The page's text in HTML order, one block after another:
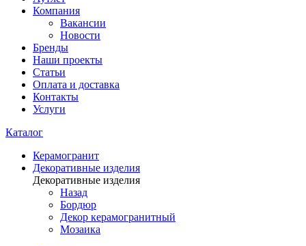
Компания
Вакансии
Новости
Бренды
Наши проекты
Статьи
Оплата и доставка
Контакты
Услуги
Каталог
Керамогранит
Декоративные изделия
Декоративные изделия
Назад
Бордюр
Декор керамогранитный
Мозаика